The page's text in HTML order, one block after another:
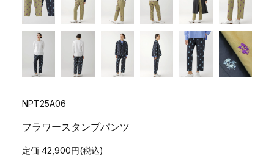
NPT25A06
フラワースタンプパンツ
定価 42,900円(税込)